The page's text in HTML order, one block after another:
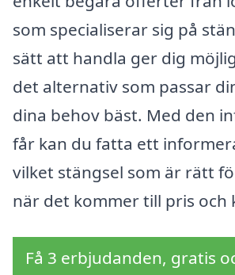
som specialiserar sig på
sätt att handla ger dig
det alternativ som passar
dina behov bäst. Med den
får kan du fatta ett
vilket stängsel som är rätt
när det kommer till pris och
Få 3 erbjudanden, gratis